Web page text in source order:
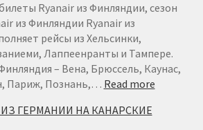
Ryanair из Финляндии, сезон
из Финляндии Ryanair из
рейсы из Хельсинки,
Лаппеенранты и Тампере.
– Вена, Брюссель, Каунас,
Париж, Познань,… Read more:
ГЕРМАНИИ НА КАНАРСКИЕ